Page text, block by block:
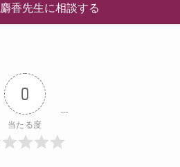
麝香先生に相談する
0
当たる度